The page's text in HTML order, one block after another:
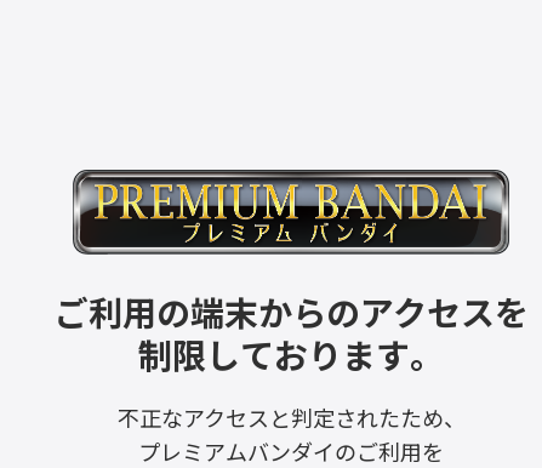
ご利用の端末からのアクセスを
制限しております。
不正なアクセスと判定されたため、
プレミアムバンダイのご利用を